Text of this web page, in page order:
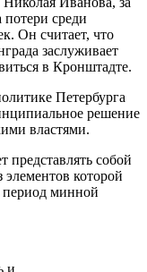
среди
Он считает, что
заслуживает
в Кронштадте.
Петербурга
решение
властями.
представлять собой
которой
период минной
и